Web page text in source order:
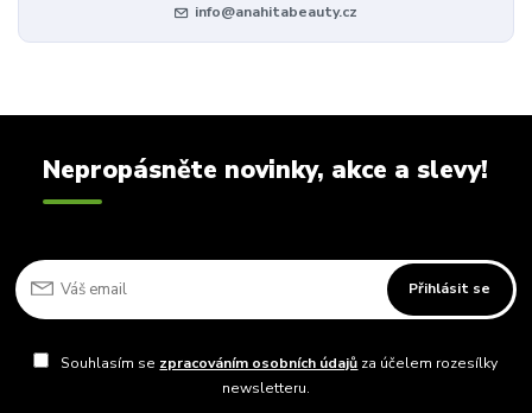
info@anahitabeauty.cz
Nepropásněte novinky, akce a slevy!
Přihlásit se
Souhlasím se zpracováním osobních údajů za účelem rozesílky
newsletteru.